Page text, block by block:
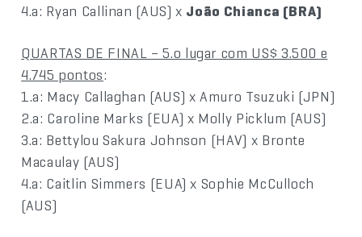
4.a: Ryan Callinan (AUS) x João Chianca (BRA)
QUARTAS DE FINAL – 5.o lugar com US$ 3.500 e
4.745 pontos:
1.a: Macy Callaghan (AUS) x Amuro Tsuzuki (JPN)
2.a: Caroline Marks (EUA) x Molly Picklum (AUS)
3.a: Bettylou Sakura Johnson (HAV) x Bronte
Macaulay (AUS)
4.a: Caitlin Simmers (EUA) x Sophie McCulloch
(AUS)